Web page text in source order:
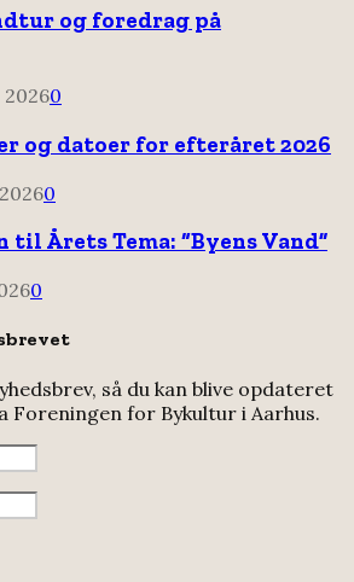
og foredrag på
20260
og datoer for efteråret 2026
0
Årets Tema: “Byens Vand”
0
så du kan blive opdateret
Foreningen for Bykultur i Aarhus.